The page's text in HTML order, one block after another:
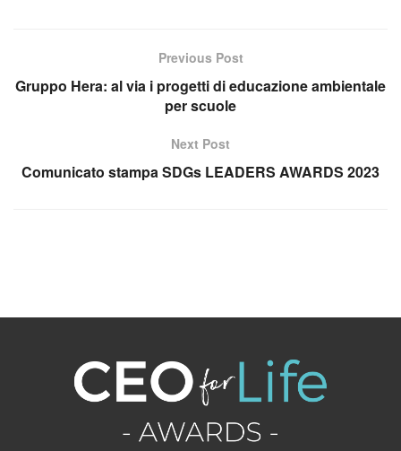
Previous Post
Gruppo Hera: al via i progetti di educazione ambientale
per scuole
Next Post
Comunicato stampa SDGs LEADERS AWARDS 2023